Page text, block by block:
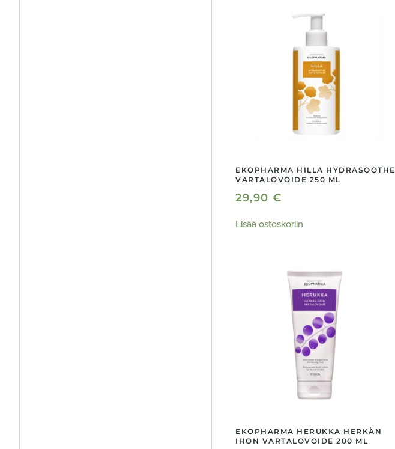
EKOPHARMA HILLA HYDRASOOTHE
VARTALOVOIDE 250 ML
29,90 €
Lisää ostoskoriin
EKOPHARMA HERUKKA HERKÄN
IHON VARTALOVOIDE 200 ML